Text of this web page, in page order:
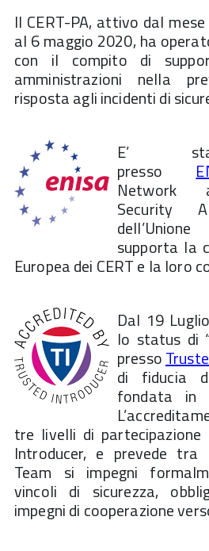
Il CERT-PA, attivo dal
al 6 maggio 2020, ha
con il compito di
amministrazioni nella
risposta agli incidenti di
E’
presso
Network
Security
supporta la
Europea dei CERT e la loro
Dal 19
lo status di
presso
di fiducia
fondata in
tre livelli di partecipazione
Introducer, e prevede tra
Team si impegni
vincoli di sicurezza,
impegni di cooperazione